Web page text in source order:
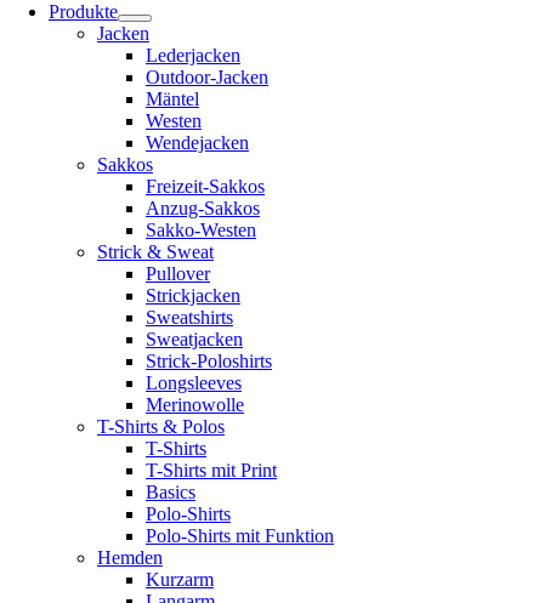
Produkte
Jacken
Lederjacken
Outdoor-Jacken
Mäntel
Westen
Wendejacken
Sakkos
Freizeit-Sakkos
Anzug-Sakkos
Sakko-Westen
Strick & Sweat
Pullover
Strickjacken
Sweatshirts
Sweatjacken
Strick-Poloshirts
Longsleeves
Merinowolle
T-Shirts & Polos
T-Shirts
T-Shirts mit Print
Basics
Polo-Shirts
Polo-Shirts mit Funktion
Hemden
Kurzarm